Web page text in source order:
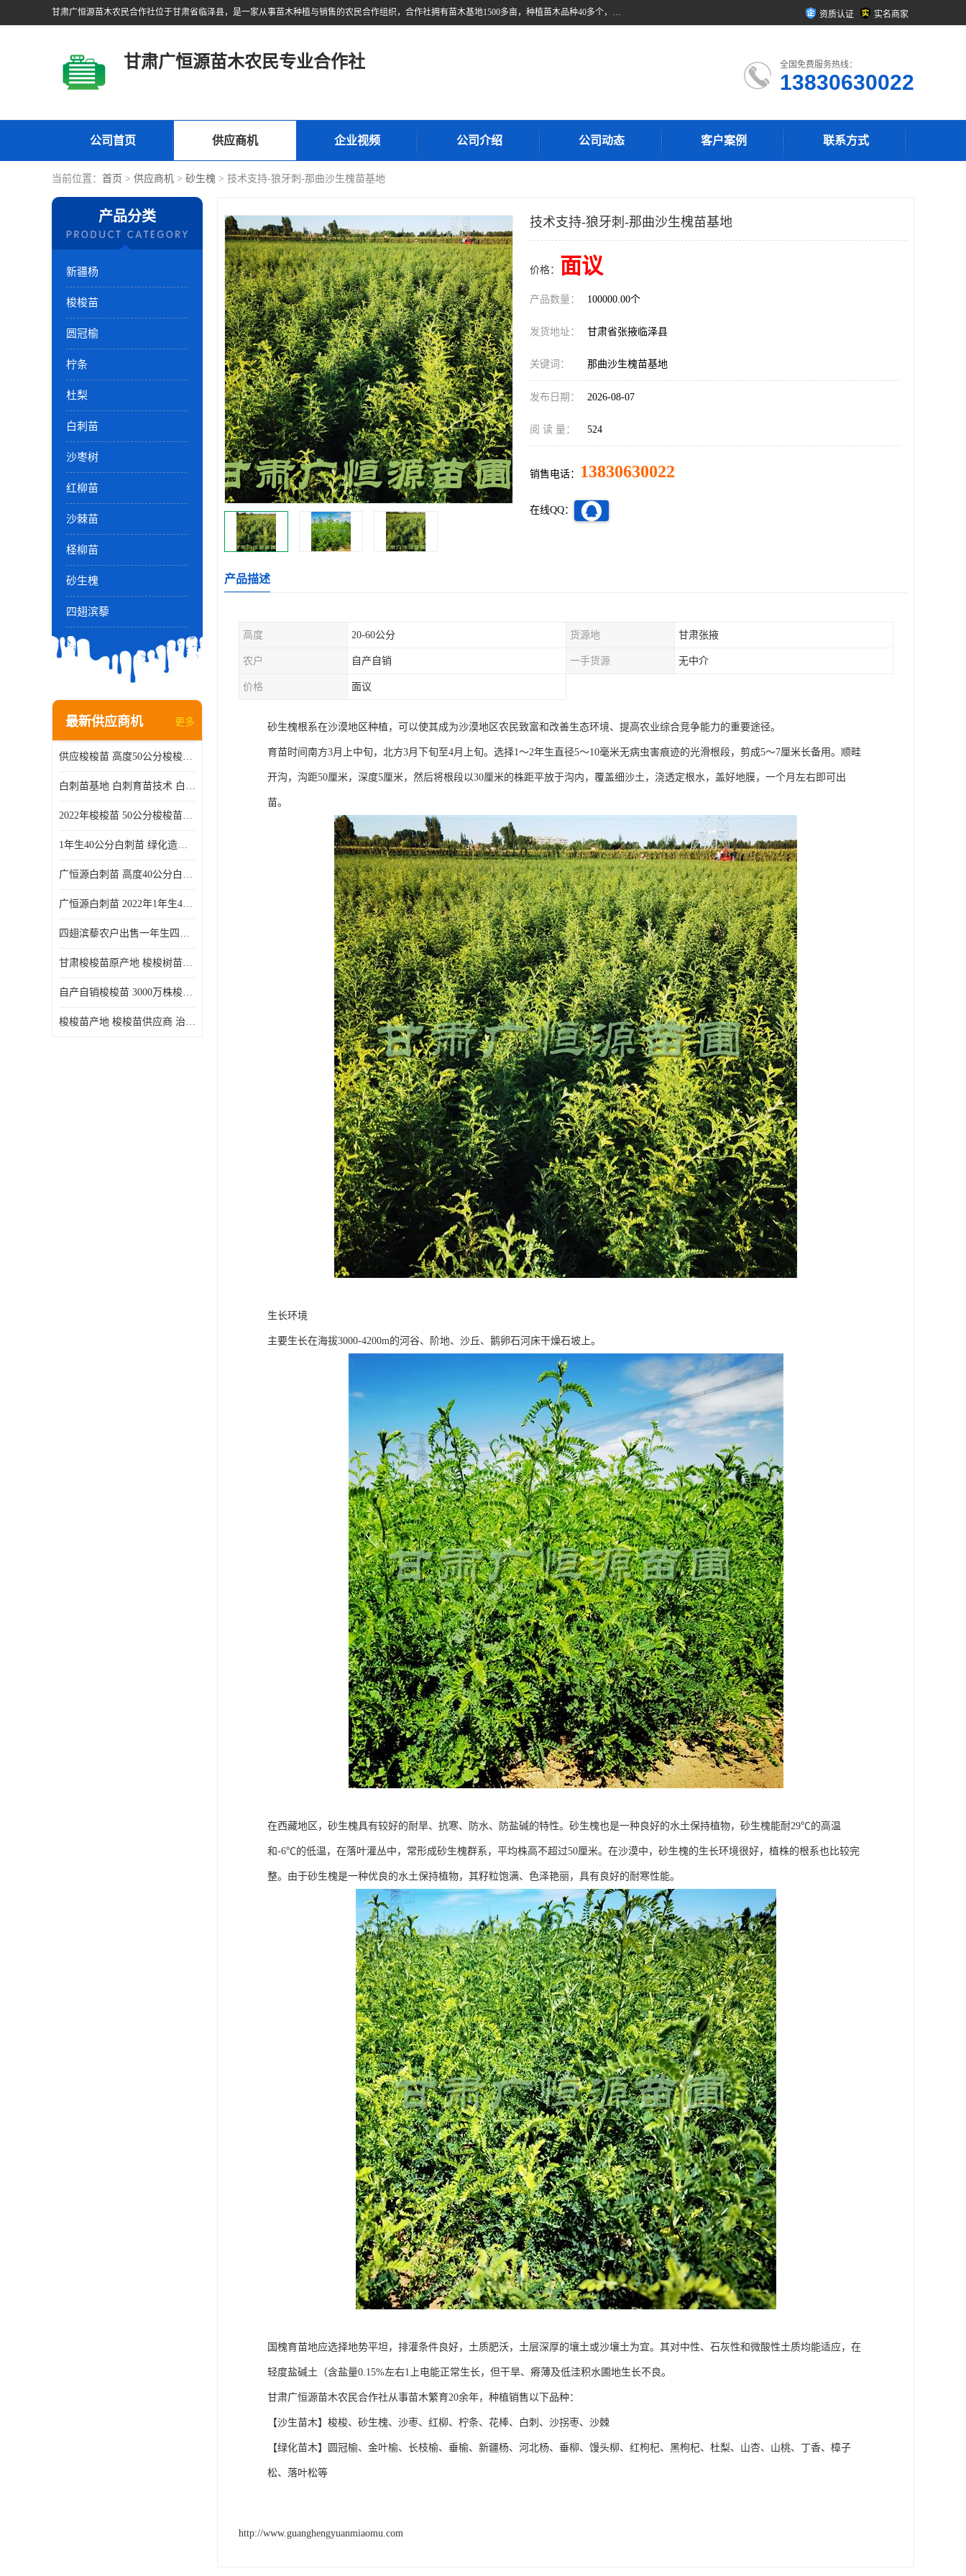
甘肃广恒源苗木农民合作社位于甘肃省临泽县，是一家从事苗木种植与销售的农民合作组织，合作社拥有苗木基地1500多亩，种植苗木品种40多个，年产各类苗木2000多万株。主营：白刺苗、红柳苗、梭梭苗等，我们以“种植一流的苗子，诚信经营”的经营理念，竭诚为每一位客户做优质的服务，欢迎来电咨询！ 资质认证 实名商家
甘肃广恒源苗木农民专业合作社 全国免费服务热线：
13830630022
公司首页 供应商机 企业视频 公司介绍 公司动态 客户案例 联系方式
当前位置： 首页 > 供应商机 > 砂生槐 > 技术支持-狼牙刺-那曲沙生槐苗基地
产品分类
新疆杨
梭梭苗
圆冠榆
柠条
杜梨
白刺苗
沙枣树
红柳苗
沙棘苗
柽柳苗
砂生槐
四翅滨藜
最新供应商机 更多
供应梭梭苗 高度50公分梭梭种苗基地 一手货源无中介
白刺苗基地 白刺育苗技术 白刺苗产地
2022年梭梭苗 50公分梭梭苗产地 沙漠绿化梭梭苗基地 提供技术
1年生40公分白刺苗 绿化造林白刺树苗
广恒源白刺苗 高度40公分白刺树苗
广恒源白刺苗 2022年1年生40公分白刺树苗
四翅滨藜农户出售一年生四翅滨藜各种规格四翅滨黎产地货源
甘肃梭梭苗原产地 梭梭树苗种植技术 梭梭种苗基地
自产自销梭梭苗 3000万株梭梭种苗供应 办理检疫全国发货
梭梭苗产地 梭梭苗供应商 治沙造林梭梭种苗 自产自销
技术支持-狼牙刺-那曲沙生槐苗基地
价格： 面议
产品数量： 100000.00个
发货地址： 甘肃省张掖临泽县
关键词： 那曲沙生槐苗基地
发布日期： 2026-08-07
阅 读 量： 524
销售电话： 13830630022
在线QQ：
产品描述
高度 20-60公分 货源地 甘肃张掖
农户 自产自销 一手货源 无中介
价格 面议
砂生槐根系在沙漠地区种植，可以使其成为沙漠地区农民致富和改善生态环境、提高农业综合竞争能力的重要途径。
育苗时间南方3月上中旬，北方3月下旬至4月上旬。选择1～2年生直径5～10毫米无病虫害痕迹的光滑根段，剪成5～7厘米长备用。顺畦
开沟，沟距50厘米，深度5厘米，然后将根段以30厘米的株距平放于沟内，覆盖细沙土，浇透定根水，盖好地膜，一个月左右即可出
苗。
生长环境
主要生长在海拔3000-4200m的河谷、阶地、沙丘、鹅卵石河床干燥石坡上。
在西藏地区，砂生槐具有较好的耐旱、抗寒、防水、防盐碱的特性。砂生槐也是一种良好的水土保持植物，砂生槐能耐29℃的高温
和-6℃的低温，在落叶灌丛中，常形成砂生槐群系，平均株高不超过50厘米。在沙漠中，砂生槐的生长环境很好，植株的根系也比较完
整。由于砂生槐是一种优良的水土保持植物，其籽粒饱满、色泽艳丽，具有良好的耐寒性能。
国槐育苗地应选择地势平坦，排灌条件良好，土质肥沃，土层深厚的壤土或沙壤土为宜。其对中性、石灰性和微酸性土质均能适应，在
轻度盐碱土（含盐量0.15%左右1上电能正常生长，但干旱、瘠薄及低洼积水圃地生长不良。
甘肃广恒源苗木农民合作社从事苗木繁育20余年，种植销售以下品种：
【沙生苗木】梭梭、砂生槐、沙枣、红柳、柠条、花棒、白刺、沙拐枣、沙棘
【绿化苗木】圆冠榆、金叶榆、长枝榆、垂榆、新疆杨、河北杨、垂柳、馒头柳、红枸杞、黑枸杞、杜梨、山杏、山桃、丁香、樟子
松、落叶松等
http://www.guanghengyuanmiaomu.com